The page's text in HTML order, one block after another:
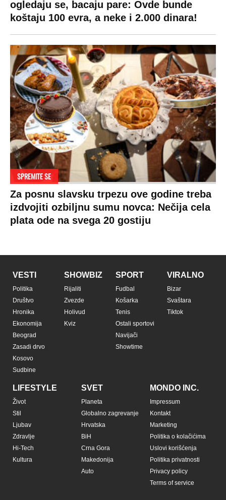
ogledaju se, bacaju pare: Ovde bunde
koštaju 100 evra, a neke i 2.000 dinara!
SPREMITE SE
Za posnu slavsku trpezu ove godine treba
izdvojiti ozbiljnu sumu novca: Nečija cela
plata ode na svega 20 gostiju
VESTI
Politika
Društvo
Hronika
Ekonomija
Beograd
Zasadi drvo
Kosovo
Sudbine
SHOWBIZ
Rijaliti
Zvezde
Holivud
Kviz
SPORT
Fudbal
Košarka
Tenis
Ostali sportovi
Navijači
Showtime
VIRALNO
Bizar
Svaštara
Tiktok
LIFESTYLE
Život
Stil
Ljubav
Zdravlje
Hi-Tech
Kultura
SVET
Planeta
Globalno zagrevanje
Hrvatska
BiH
Crna Gora
Makedonija
Auto
MONDO INC.
Impressum
Kontakt
Marketing
Politika o kolačićima
Uslovi korišćenja
Politika privatnosti
Privacy policy
Terms of service